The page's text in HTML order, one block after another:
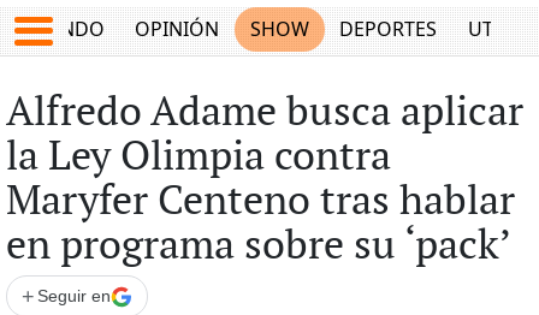
MUNDO OPINIÓN SHOW DEPORTES
Alfredo Adame busca aplicar
la Ley Olimpia contra
Maryfer Centeno tras hablar
en programa sobre su ‘pack’
+ Seguir en